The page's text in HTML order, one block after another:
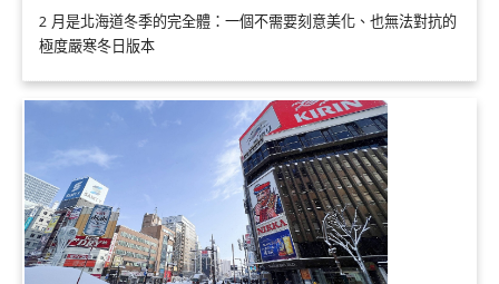
2 月是北海道冬季的完全體：一個不需要刻意美化、也無法對抗的
極度嚴寒冬日版本